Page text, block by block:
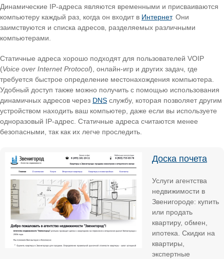
Динамические IP-адреса являются временными и присваиваются
компьютеру каждый раз, когда он входит в Интернет. Они
заимствуются и списка адресов, разделяемых различными
компьютерами.
Статичные адреса хорошо подходят для пользователей VOIP
(Voice over Internet Protocol), онлайн-игр и других задач, где
требуется быстрое определение местонахождения компьютера.
Удобный доступ также можно получить с помощью использования
динамичных адресов через DNS службу, которая позволяет другим
устройством находить ваш компьютер, даже если вы используете
одноразовый IP-адрес. Статичные адреса считаются менее
безопасными, так как их легче проследить.
Доска почета
Услуги агентства
недвижимости в
Звенигороде: купить
или продать
квартиру, обмен,
ипотека. Скидки на
квартиры,
экспертные